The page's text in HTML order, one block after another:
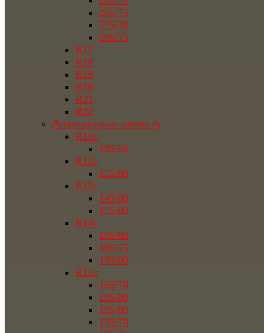
265/75
275/70
285/75
R17
R18
R19
R20
R21
R22
Легкогрузовые шины бу
R10c
195/50
R12c
155/80
R13c
145/80
155/80
R14c
185/80
185/75
195/80
R15c
165/70
185/80
185/85
195/70